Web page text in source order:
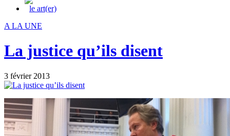
le art(er)
A LA UNE
La justice qu’ils disent
3 février 2013